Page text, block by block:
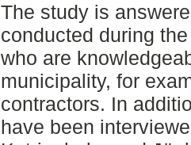
The study is
conducted during
who are
municipality, for
contractors. In
have been